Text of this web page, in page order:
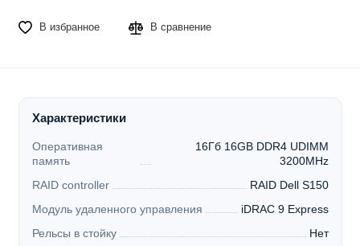
В избранное В сравнение
Характеристики
Оперативная
память
16Гб 16GB DDR4 UDIMM
3200MHz
RAID controller
RAID Dell S150
Модуль удаленного управления
iDRAC 9 Express
Рельсы в стойку
Нет